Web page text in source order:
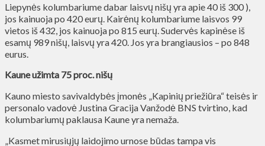
Liepynės kolumbariume dabar laisvų nišų yra apie 40 iš 300 ),
jos kainuoja po 420 eurų. Kairėnų kolumbariume laisvos 99
vietos iš 432, jos kainuoja po 815 eurų. Sudervės kapinėse iš
esamų 989 nišų, laisvų yra 420. Jos yra brangiausios – po 848
eurus.
Kaune užimta 75 proc. nišų
Kauno miesto savivaldybės įmonės „Kapinių priežiūra“ teisės ir
personalo vadovė Justina Gracija Vanžodė BNS tvirtino, kad
kolumbariumų paklausa Kaune yra nemaža.
„Kasmet mirusiųjų laidojimo urnose būdas tampa vis